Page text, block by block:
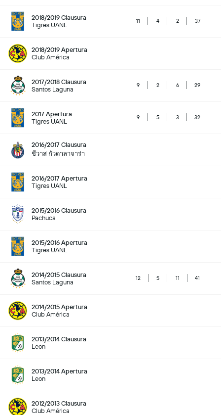
2018/2019 Clausura
Tigres UANL
11 4 2 37
2018/2019 Apertura
Club América
2017/2018 Clausura
Santos Laguna
9 2 6 29
2017 Apertura
Tigres UANL
9 5 3 32
2016/2017 Clausura
ชีวาส กัวดาลาจาร่า
2016/2017 Apertura
Tigres UANL
2015/2016 Clausura
Pachuca
2015/2016 Apertura
Tigres UANL
2014/2015 Clausura
Santos Laguna
12 5 11 41
2014/2015 Apertura
Club América
2013/2014 Clausura
Leon
2013/2014 Apertura
Leon
2012/2013 Clausura
Club América